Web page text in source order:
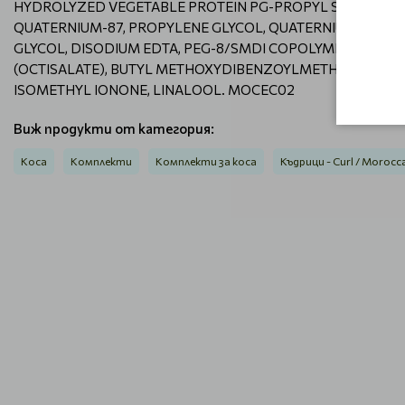
HYDROLYZED VEGETABLE PROTEIN PG-PROPYL
QUATERNIUM-87, PROPYLENE GLYCOL, QUATERNIUM-80,
GLYCOL, DISODIUM EDTA, PEG-8/SMDI COPOLYMER,
(OCTISALATE), BUTYL METHOXYDIBENZOYLMETHANE
ISOMETHYL IONONE, LINALOOL. MOCEC02
Виж продукти от категория:
Коса Комплекти Комплекти за коса Къдрици - Curl /